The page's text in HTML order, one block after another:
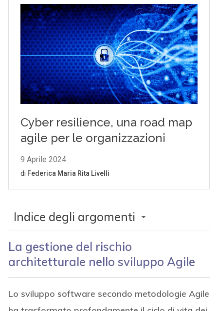
Indice degli argomenti
La gestione del rischio
architetturale nello sviluppo Agile
Lo sviluppo software secondo metodologie Agile